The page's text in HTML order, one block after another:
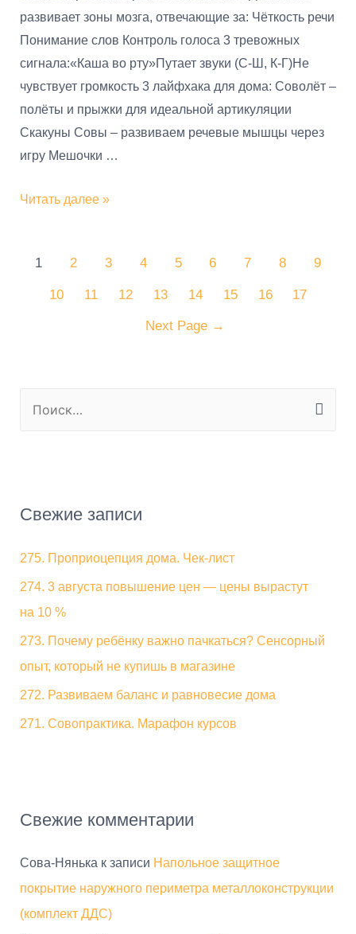
развивает зоны мозга, отвечающие за: Чёткость речи
Понимание слов Контроль голоса 3 тревожных
сигнала:«Каша во рту»Путает звуки (С-Ш, К-Г)Не
чувствует громкость 3 лайфхака для дома: Соволёт –
полёты и прыжки для идеальной артикуляции
Скакуны Совы – развиваем речевые мышцы через
игру Мешочки …
Читать далее »
1 2 3 4 5 6 7 8 9
10 11 12 13 14 15 16 17
Next Page →
Свежие записи
275. Проприоцепция дома. Чек-лист
274. 3 августа повышение цен — цены вырастут
на 10 %
273. Почему ребёнку важно пачкаться? Сенсорный
опыт, который не купишь в магазине
272. Развиваем баланс и равновесие дома
271. Совопрактика. Марафон курсов
Свежие комментарии
Сова-Нянька к записи Напольное защитное
покрытие наружного периметра металлоконструкции
(комплект ДДС)